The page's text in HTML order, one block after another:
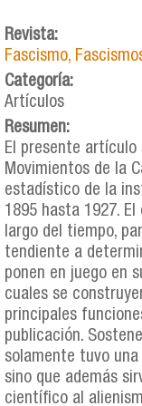
Revista:
Fascismo,
Categoría:
Artículos
Resumen:
El presente
Movimientos de la
estadístico de la
1895 hasta 1927.
largo del tiempo,
tendiente a
ponen en juego en
cuales se
principales
publicación.
solamente tuvo
sino que además
científico al